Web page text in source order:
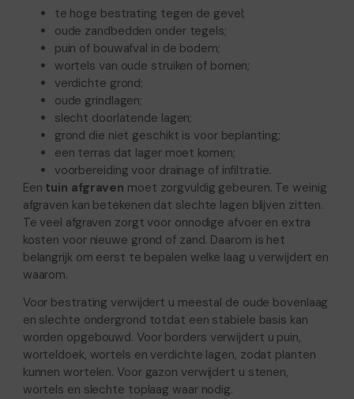
te hoge bestrating tegen de gevel;
oude zandbedden onder tegels;
puin of bouwafval in de bodem;
wortels van oude struiken of bomen;
verdichte grond;
oude grindlagen;
slecht doorlatende lagen;
grond die niet geschikt is voor beplanting;
een terras dat lager moet komen;
voorbereiding voor drainage of infiltratie.
Een tuin afgraven moet zorgvuldig gebeuren. Te weinig
afgraven kan betekenen dat slechte lagen blijven zitten.
Te veel afgraven zorgt voor onnodige afvoer en extra
kosten voor nieuwe grond of zand. Daarom is het
belangrijk om eerst te bepalen welke laag u verwijdert en
waarom.
Voor bestrating verwijdert u meestal de oude bovenlaag
en slechte ondergrond totdat een stabiele basis kan
worden opgebouwd. Voor borders verwijdert u puin,
worteldoek, wortels en verdichte lagen, zodat planten
kunnen wortelen. Voor gazon verwijdert u stenen,
wortels en slechte toplaag waar nodig.